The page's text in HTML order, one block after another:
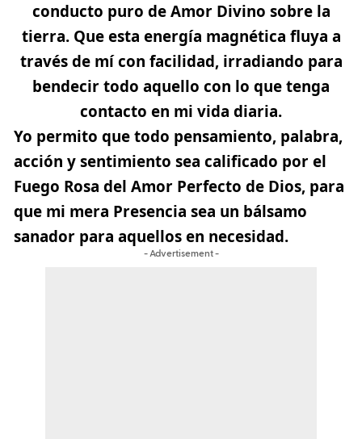
conducto puro de Amor Divino sobre la
tierra. Que esta energía magnética fluya a
través de mí con facilidad, irradiando para
bendecir todo aquello con lo que tenga
contacto en mi vida diaria.
Yo permito que todo pensamiento, palabra,
acción y sentimiento sea calificado por el
Fuego Rosa del Amor Perfecto de Dios, para
que mi mera Presencia sea un bálsamo
sanador para aquellos en necesidad.
- Advertisement -